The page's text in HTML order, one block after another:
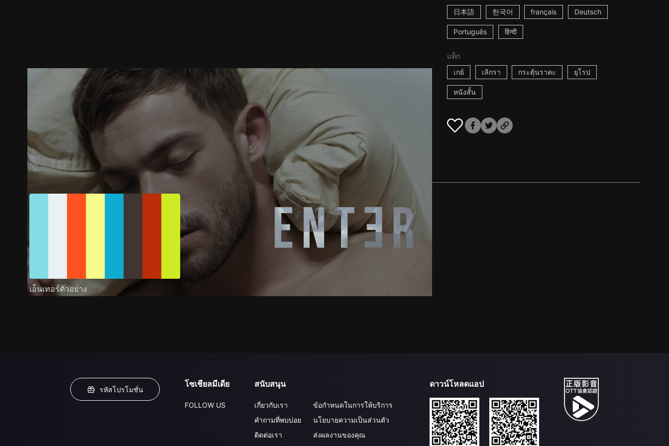
日本語 한국어 français Deutsch
Português हिन्दी
แท็ก
เกย์
เลิกรา กระตุ้นราคะ ยุโรป
หนังสั้น
ตัวอย่าง ภาพนิ่ง เนื้อหาที่แนะนำ รายละเอียด
เอ็นเทอร์ตัวอย่าง
รหัสโปรโมชั่น
โซเชียลมีเดีย
FOLLOW US
สนับสนุน
เกี่ยวกับเรา
คำถามที่พบบ่อย
ติดต่อเรา
ข้อกำหนดในการให้บริการ
นโยบายความเป็นส่วนตัว
ส่งผลงานของคุณ
ดาวน์โหลดแอป